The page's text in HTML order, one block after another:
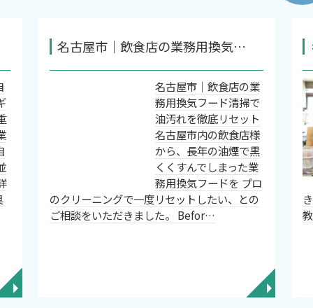
◥
名古屋市｜飲食店の業務用換気…
名古屋市｜飲食店の業
務用換気フード清掃で
油汚れを徹底リセット
名古屋市内の飲食店様
から、長年の油煙で黒
くくすんでしまった業
務用換気フードを プロ
のクリーニングで一度リセットしたい、との
ご相談をいただきました。 Befor…
◥